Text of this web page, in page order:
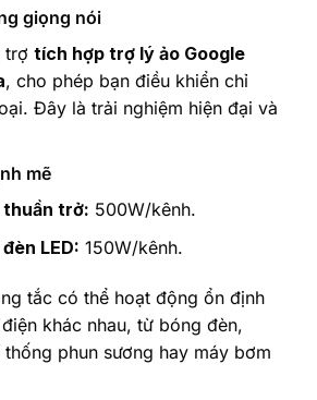
giọng nói
trợ tích hợp trợ lý ảo Google
, cho phép bạn điều khiển chỉ
Đây là trải nghiệm hiện đại và
mẽ
thuần trở: 500W/kênh.
LED: 150W/kênh.
tắc có thể hoạt động ổn định
khác nhau, từ bóng đèn,
phun sương hay máy bơm